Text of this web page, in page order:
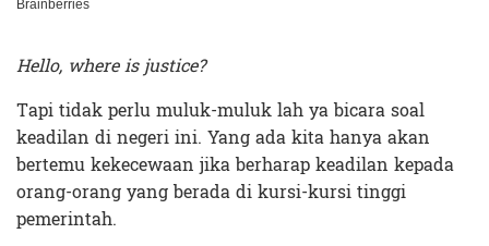
Hello, where is justice?
Tapi tidak perlu muluk-muluk lah ya bicara soal
keadilan di negeri ini. Yang ada kita hanya akan
bertemu kekecewaan jika berharap keadilan kepada
orang-orang yang berada di kursi-kursi tinggi
pemerintah.